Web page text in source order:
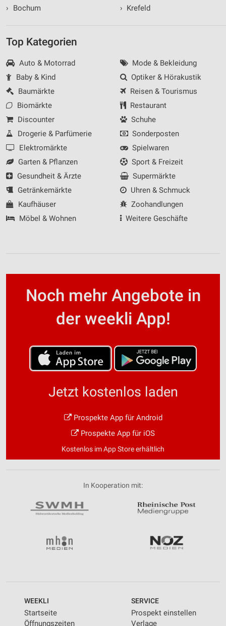
›
Bochum
› Krefeld
Top Kategorien
Auto & Motorrad
Baby & Kind
Baumärkte
Biomärkte
Discounter
Drogerie & Parfümerie
Elektromärkte
Garten & Pflanzen
Gesundheit & Ärzte
Getränkemärkte
Kaufhäuser
Möbel & Wohnen
Mode & Bekleidung
Optiker & Hörakustik
Reisen & Tourismus
Restaurant
Schuhe
Sonderposten
Spielwaren
Sport & Freizeit
Supermärkte
Uhren & Schmuck
Zoohandlungen
Weitere Geschäfte
Noch mehr Angebote in
der weekli App!
Jetzt kostenlos laden
Prospekte App für Android
Prospekte App für iOS
Kostenlos im App Store erhältlich
In Kooperation mit:
WEEKLI
Startseite
Öffnungszeiten
SERVICE
Prospekt einstellen
Verlage